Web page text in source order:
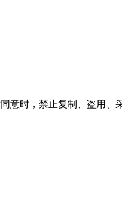
意时，禁止复制、盗用